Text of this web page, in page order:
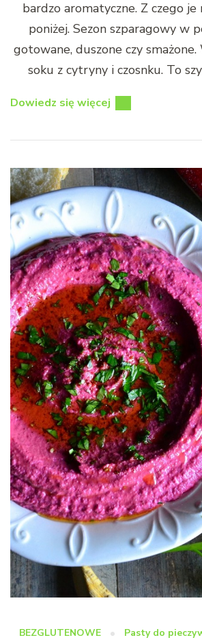
bardzo aromatyczne. Z czego je
poniżej. Sezon szparagowy w
gotowane, duszone czy
soku z cytryny i czosnku. To
Dowiedz się więcej
BEZGLUTENOWE Pasty do